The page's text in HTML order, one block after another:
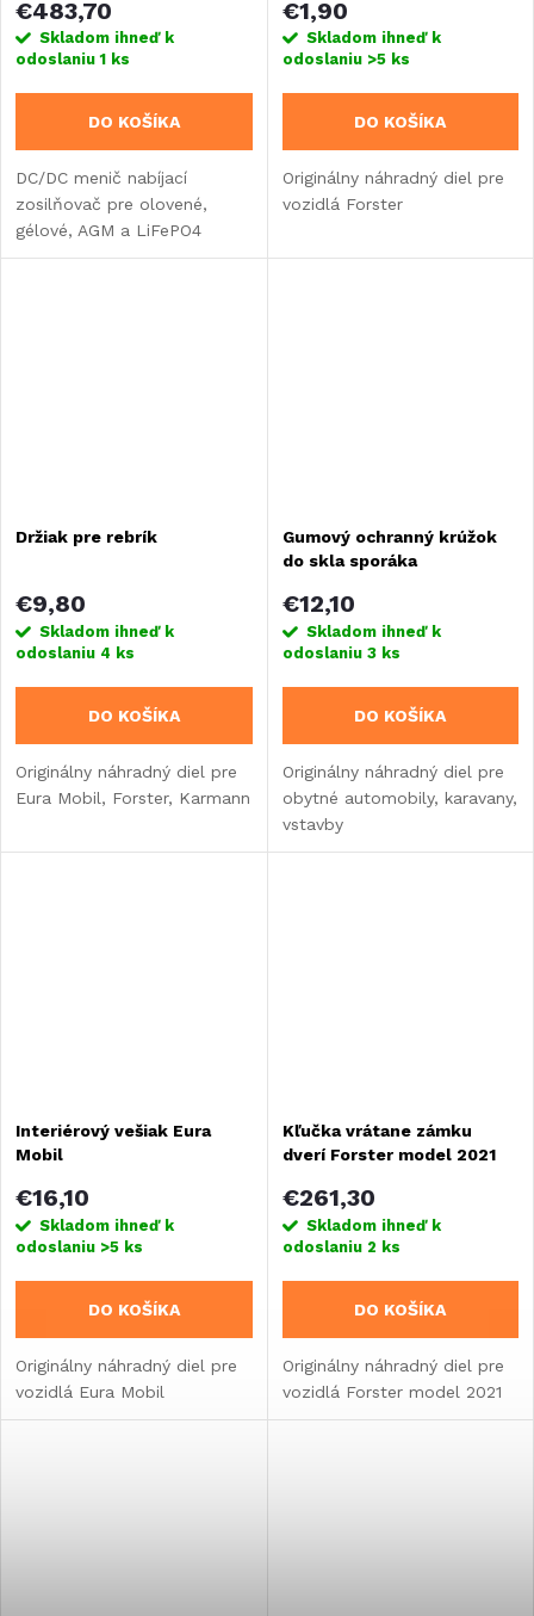
€483,70
Skladom ihneď k
odoslaniu1 ks
DO KOŠÍKA
DC/DC menič nabíjací
zosilňovač pre olovené,
gélové, AGM a LiFePO4
batérie
€1,90
Skladom ihneď k
odoslaniu >5 ks
DO KOŠÍKA
Originálny náhradný diel pre
vozidlá Forster
Držiak pre rebrík
€9,80
Skladom ihneď k
odoslaniu 4 ks
DO KOŠÍKA
Originálny náhradný diel pre
Eura Mobil, Forster, Karmann
Gumový ochranný krúžok
do skla sporáka
€12,10
Skladom ihneď k
odoslaniu 3 ks
DO KOŠÍKA
Originálny náhradný diel pre
obytné automobily, karavany,
vstavby
Interiérový vešiak Eura
Mobil
€16,10
Skladom ihneď k
odoslaniu >5 ks
DO KOŠÍKA
Originálny náhradný diel pre
vozidlá Eura Mobil
Kľučka vrátane zámku
dverí Forster model 2021
€261,30
Skladom ihneď k
odoslaniu 2 ks
DO KOŠÍKA
Originálny náhradný diel pre
vozidlá Forster model 2021